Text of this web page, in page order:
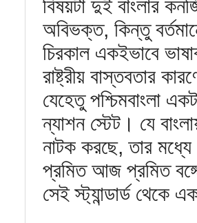
বিষয়টা দুই বাংলার
অবিভক্ত, কিন্তু
চিরকাল একইভাবে
রাষ্ট্রীয় বাস্তবতার
যেহেতু পশ্চিমবাংলা
ন্যাশন স্টেট। যে
নাটক করছে, তার মধ্যে
প্রমিত আজ প্রমিত
সেই স্ট্যান্ডার্ড থেকে